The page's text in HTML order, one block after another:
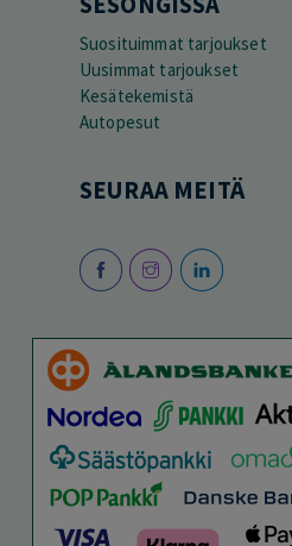
Suosituimmat tarjoukset
Uusimmat tarjoukset
Kesätekemistä
Autopesut
SEURAA MEITÄ